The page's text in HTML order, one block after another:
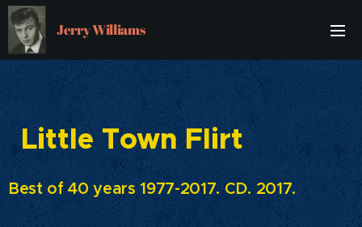
Jerry Williams
Little Town Flirt
Best of 40 years 1977-2017. CD. 2017.